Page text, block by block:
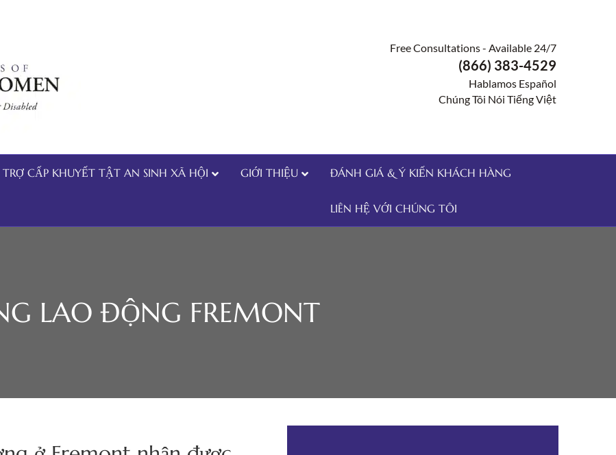
Free Consultations - Available 24/7
(866) 383-4529
Hablamos Español
Chúng Tôi Nói Tiếng Việt
TRỢ CẤP KHUYẾT TẬT AN SINH XÃ HỘI GIỚI THIỆU ĐÁNH GIÁ & Ý KIẾN KHÁCH HÀNG
LIÊN HỆ VỚI CHÚNG TÔI
LAO ĐỘNG FREMONT